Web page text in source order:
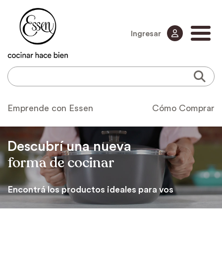
Ingresar
Emprende con Essen Cómo Comprar
Descubrí una nueva
forma de cocinar
Encontrá los productos ideales para vos